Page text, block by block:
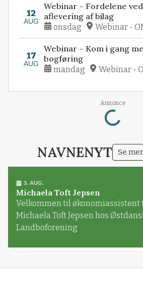
12
AUG
Webinar – Fordelene
aflevering af bilag
onsdag Webinar -
17
AUG
Webinar – Kom i gang
bogføring
mandag Webinar -
Annonce
Loading...
NAVNENYT Se
3. AUG.
Michaela Toft Jepsen
Velkommen til økonomiassistent
Michaela Toft Jepsen hos
Landboforening